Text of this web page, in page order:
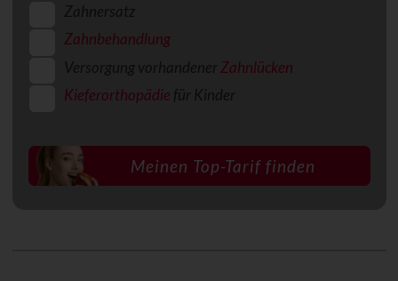
Zahnersatz
Zahnbehandlung
Versorgung vorhandenerZahnlücken
Kieferorthopädie für Kinder